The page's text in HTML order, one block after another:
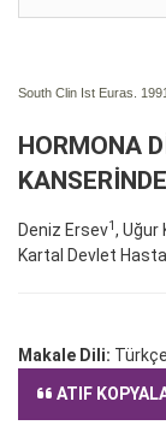
South Clin Ist Euras.
HORMONA
Deniz Ersev1, Uğur
Kartal Devlet
Makale Dili: Türkçe
ATIF